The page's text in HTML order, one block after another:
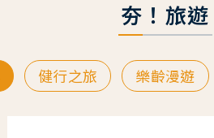
夯！旅遊
健行之旅 樂齡漫遊